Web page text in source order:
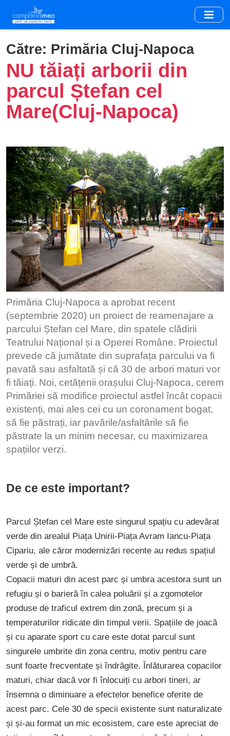
main
content
Către: Primăria Cluj-Napoca
NU tăiați arborii din
parcul Ștefan cel
Mare(Cluj-Napoca)
Primăria Cluj-Napoca a aprobat recent
(septembrie 2020) un proiect de reamenajare a
parcului Ștefan cel Mare, din spatele clădirii
Teatrului Național și a Operei Române. Proiectul
prevede că jumătate din suprafața parcului va fi
pavată sau asfaltată și că 30 de arbori maturi vor
fi tăiați. Noi, cetățenii orașului Cluj-Napoca, cerem
Primăriei să modifice proiectul astfel încât copacii
existenți, mai ales cei cu un coronament bogat,
să fie păstrați, iar pavările/asfaltările să fie
păstrate la un minim necesar, cu maximizarea
spațiilor verzi.
De ce este important?
Parcul Ștefan cel Mare este singurul spațiu cu adevărat
verde din arealul Piața Unirii-Piața Avram Iancu-Piața
Cipariu, ale căror modernizări recente au redus spațiul
verde și de umbră.
Copacii maturi din acest parc și umbra acestora sunt un
refugiu și o barieră în calea poluării și a zgomotelor
produse de traficul extrem din zonă, precum și a
temperaturilor ridicate din timpul verii. Spațiile de joacă
și cu aparate sport cu care este dotat parcul sunt
singurele umbrite din zona centru, motiv pentru care
sunt foarte frecventate și îndrăgite. Înlăturarea copacilor
maturi, chiar dacă vor fi înlocuiți cu arbori tineri, ar
însemna o diminuare a efectelor benefice oferite de
acest parc. Cele 30 de specii existente sunt naturalizate
și și-au format un mic ecosistem, care este apreciat de